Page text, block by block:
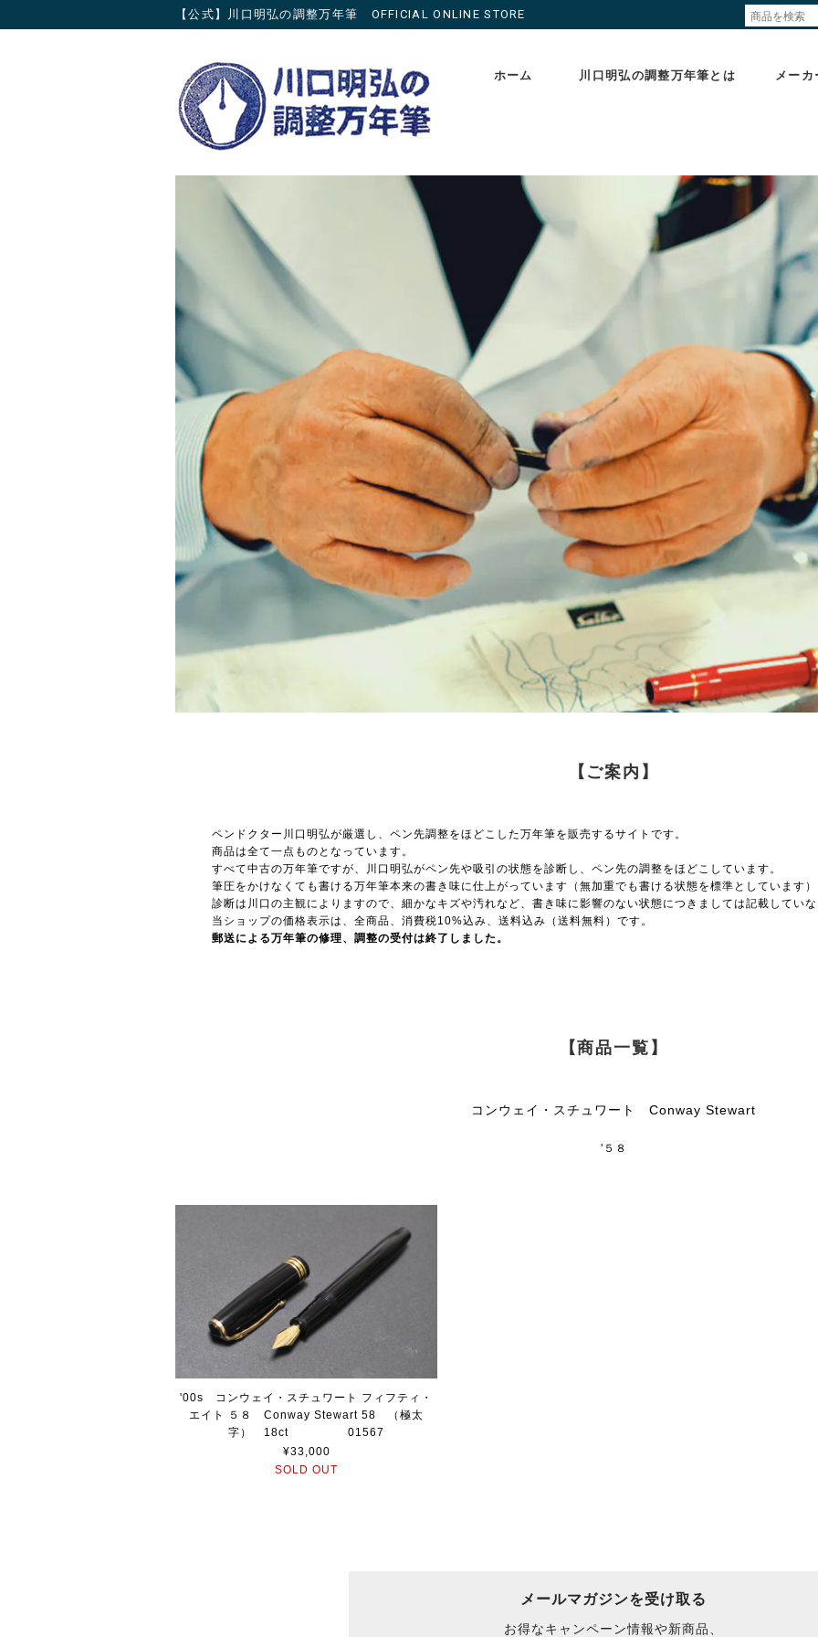
【公式】川口明弘の調整万年筆 OFFICIAL ONLINE STORE
ホーム 川口明弘の調整万年筆とは メーカ
【ご案内】
ペンドクター川口明弘が厳選し、ペン先調整をほどこした万年筆を販売するサイトです。
商品は全て一点ものとなっています。
すべて中古の万年筆ですが、川口明弘がペン先や吸引の状態を診断し、ペン先の調整をほどこしています。
筆圧をかけなくても書ける万年筆本来の書き味に仕上がっています（無加重でも書ける状態を標準としています）
診断は川口の主観によりますので、細かなキズや汚れなど、書き味に影響のない状態につきましては記載していな
当ショップの価格表示は、全商品、消費税10%込み、送料込み（送料無料）です。
郵送による万年筆の修理、調整の受付は終了しました。
【商品一覧】
コンウェイ・スチュワート Conway Stewart
'５８
'00s コンウェイ・スチュワート フィフティ・
エイト ５８ Conway Stewart 58 （極太
字） 18ct 01567
¥33,000
SOLD OUT
メールマガジンを受け取る
お得なキャンペーン情報や新商品、